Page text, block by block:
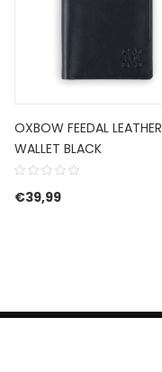
OXBOW FEEDAL LEATHER
WALLET BLACK
€39,99